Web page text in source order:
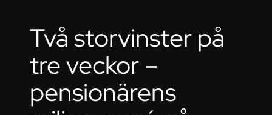
Två storvinster på
tre veckor –
pensionärens